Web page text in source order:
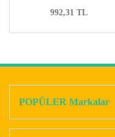
992,31 TL
POPÜLER Markalar